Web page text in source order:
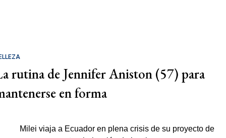
rutina de Jennifer Aniston (57) para
en forma